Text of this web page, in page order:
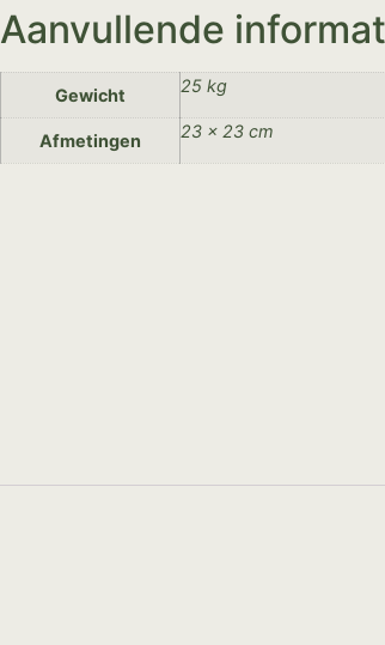
Aanvullende
Gewicht 25 kg
Afmetingen 23 × 23 cm